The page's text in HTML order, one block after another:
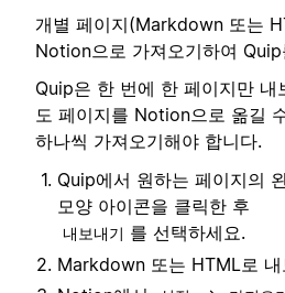
개별 페이지(Markdown 또는
Notion으로 가져오기하여
Quip은 한 번에 한 페이지만 내
도 페이지를 Notion으로 옮길
하나씩 가져오기해야 합니다.
Quip에서 원하는 페이지의
모양 아이콘을 클릭한 후
내보내기 를 선택하세요.
Markdown 또는 HTML로 내